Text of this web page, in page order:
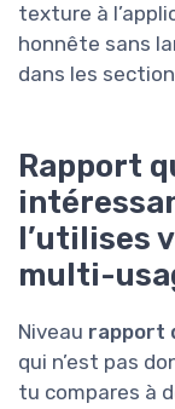
texture à
honnête sans
dans les
Rapport
l’utilises
multi-
Niveau rapport
qui n’est pas
tu compares à